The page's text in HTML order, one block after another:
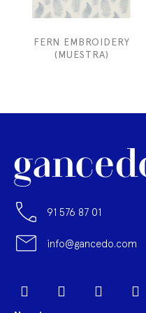
FERN EMBROIDERY
(MUESTRA)
91 576 87 01
info@gancedo.com
Facebook YouTube Pinterest